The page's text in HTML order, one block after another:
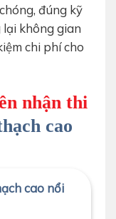
đúng kỹ
không gian
chi phí cho
nhận thi
cao
cao nổi